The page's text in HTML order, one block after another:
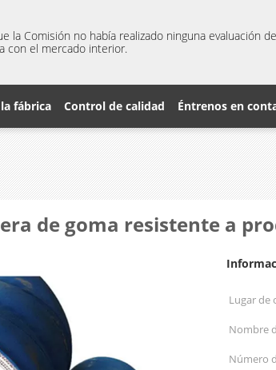
la Comisión no había realizado ninguna evaluación
con el mercado interior.
fábrica Control de calidad Éntrenos en
de goma resistente a
Lugar de
Nombre
Número